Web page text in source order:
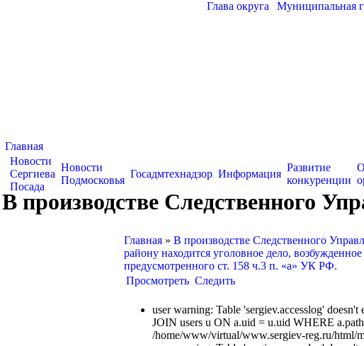
Глава округа Муниципальная
Главная
Новости
Сергиева
Посада
Новости
Подмосковья
Госадмтехнадзор Информация
Развитие
конкуренции
В производстве Следственного
Главная » В производстве Следственного
району находится уголовное дело,
предусмотренного ст. 158 ч.3 п. «а» УК РФ.
Просмотреть Следить
user warning: Table 'sergiev.accesslog'
JOIN users u ON a.uid = u.uid WHERE
/home/www/virtual/www.sergiev-reg.ru/html/